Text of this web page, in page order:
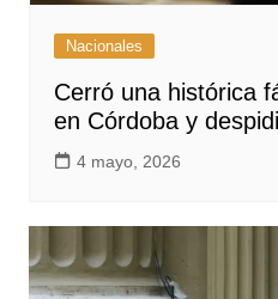
Nacionales
Cerró una histórica
en Córdoba y
4 mayo, 2026